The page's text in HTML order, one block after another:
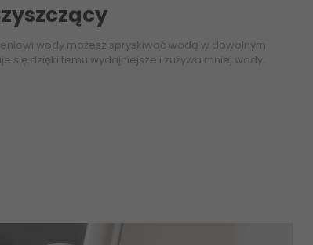
wody możesz spryskiwać wodą w dowolnym
się dzięki temu wydajniejsze i zużywa mniej wody.